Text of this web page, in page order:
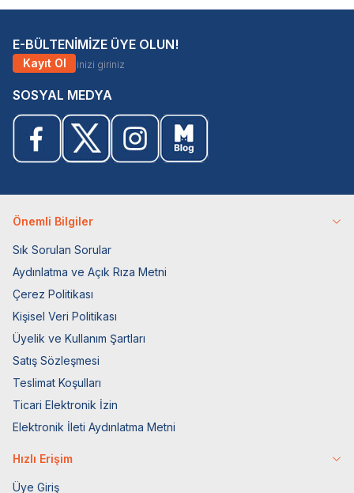
E-BÜLTENİMİZE ÜYE OLUN!
Kayıt Ol
SOSYAL MEDYA
Önemli Bilgiler
Sık Sorulan Sorular
Aydınlatma ve Açık Rıza Metni
Çerez Politikası
Kişisel Veri Politikası
Üyelik ve Kullanım Şartları
Satış Sözleşmesi
Teslimat Koşulları
Ticari Elektronik İzin
Elektronik İleti Aydınlatma Metni
Hızlı Erişim
Üye Giriş